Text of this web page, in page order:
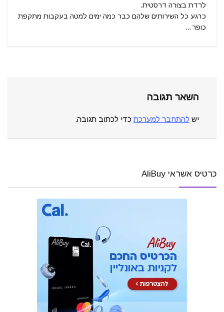
לרדת בצורה דרסטית.
כרגע כל השירותים שלהם כבר כמה ימים למטה בעקבות מתקפת
כופר…
השאר תגובה
יש להתחבר למערכת כדי לכתוב תגובה.
כרטיס אשראי AliBuy